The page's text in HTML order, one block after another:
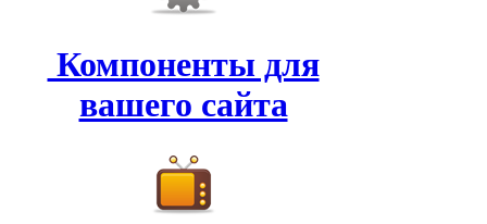
Компоненты для
вашего сайта